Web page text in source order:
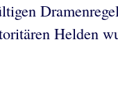
Helden